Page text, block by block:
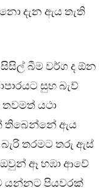
දැන ඇය තැති
බීම වර්ග ද ඕන
සුභ බැව්
යථා
තිබෙන්නේ ඇය
තරමට තරු ඇස්
ඈ හඹා ආවේ
යන්නට පියවරක්